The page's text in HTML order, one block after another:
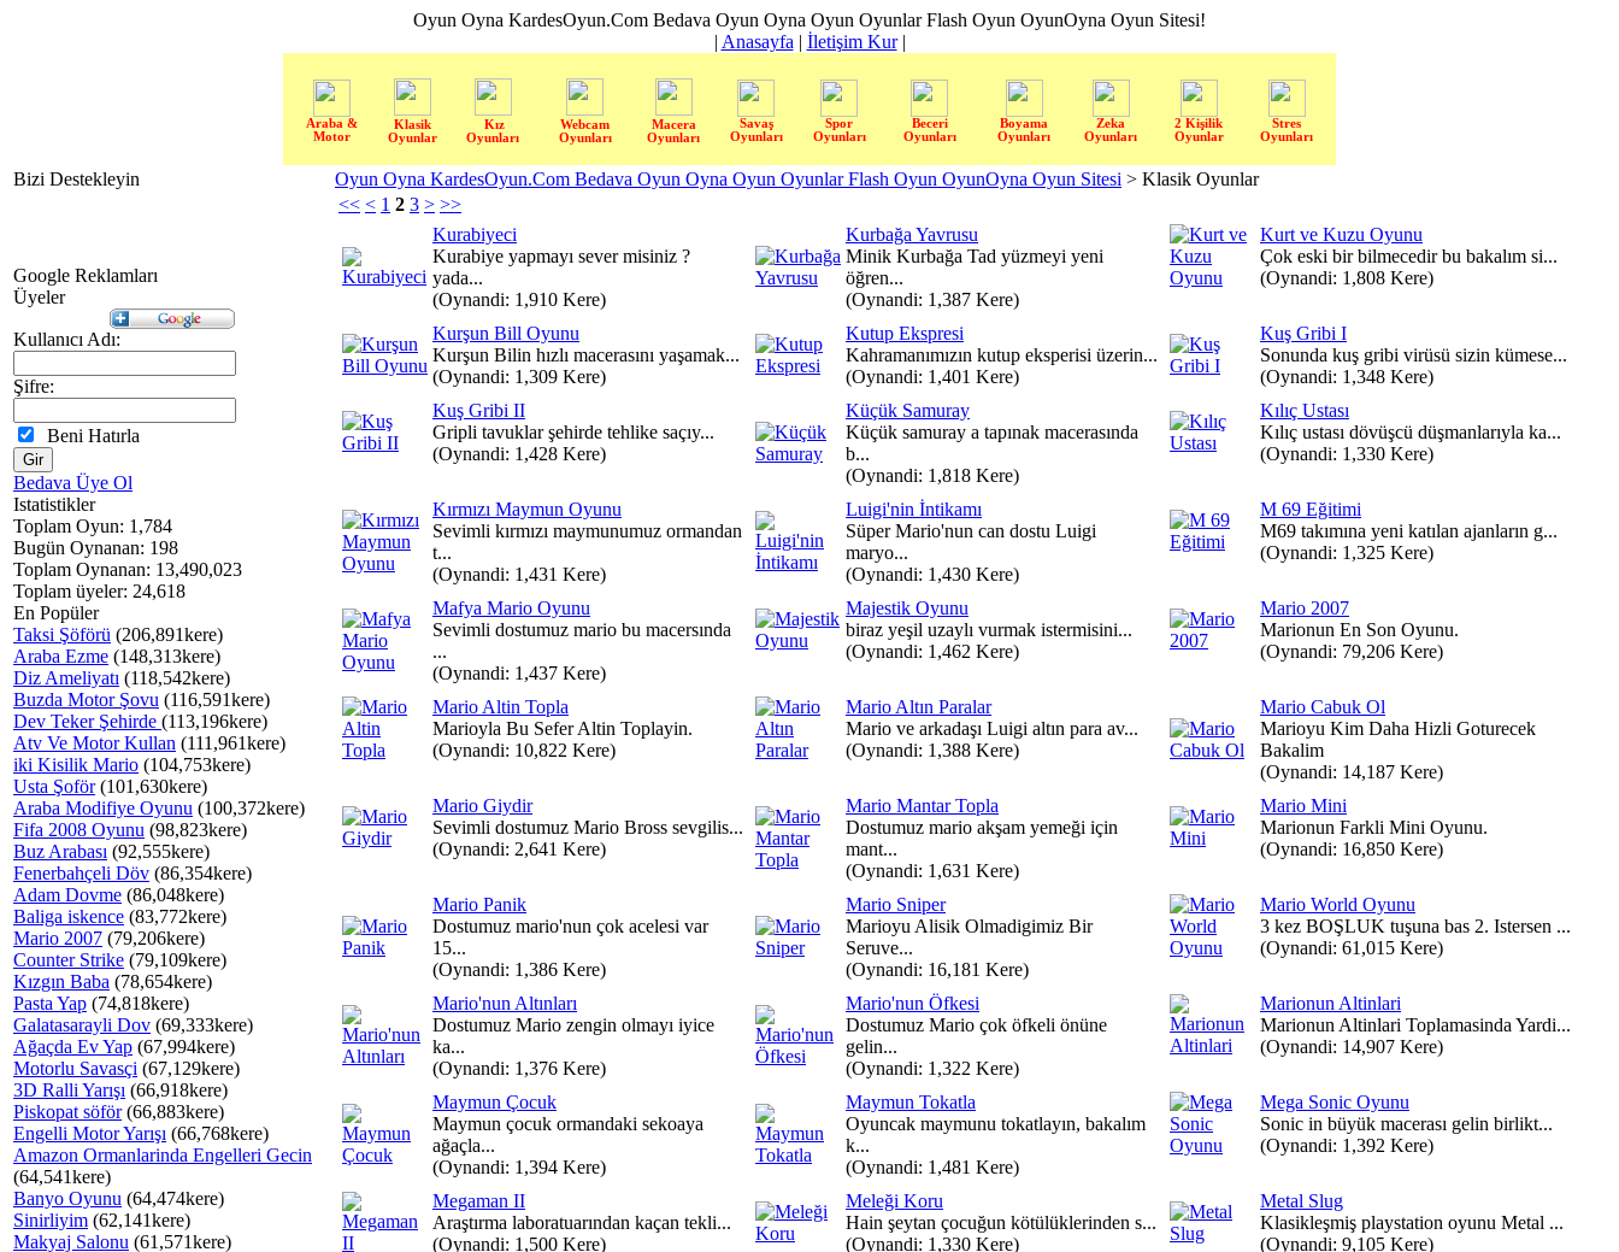
Oyun Oyna KardesOyun.Com Bedava Oyun Oyna Oyun Oyunlar Flash Oyun OyunOyna Oyun Sitesi!
| Anasayfa | İletişim Kur|
Araba &
Motor
Klasik
Oyunlar
Kız
Oyunları
Webcam
Oyunları
Macera
Oyunları
Savaş
Oyunları
Spor
Oyunları
Beceri
Oyunları
Boyama
Oyunları
Zeka
Oyunları
2 Kişilik
Oyunlar
Stres
Oyunları
Bizi Destekleyin
Google Reklamları
Üyeler
Kullanıcı Adı:
Şifre:
Beni Hatırla
Bedava Üye Ol
Istatistikler
Toplam Oyun: 1,784
Bugün Oynanan: 198
Toplam Oynanan: 13,490,023
Toplam üyeler: 24,618
En Popüler
Taksi Şöförü (206,891kere)
Araba Ezme (148,313kere)
Diz Ameliyatı (118,542kere)
Buzda Motor Şovu (116,591kere)
Dev Teker Şehirde (113,196kere)
Atv Ve Motor Kullan (111,961kere)
iki Kisilik Mario (104,753kere)
Usta Şoför(101,630kere)
Araba Modifiye Oyunu (100,372kere)
Fifa 2008 Oyunu (98,823kere)
Buz Arabası (92,555kere)
Fenerbahçeli Döv (86,354kere)
Adam Dovme (86,048kere)
Baliga iskence (83,772kere)
Mario 2007 (79,206kere)
Counter Strike (79,109kere)
Kızgın Baba (78,654kere)
Pasta Yap (74,818kere)
Galatasarayli Dov (69,333kere)
Ağaçda Ev Yap (67,994kere)
Motorlu Savasçi (67,129kere)
3D Ralli Yarışı (66,918kere)
Piskopat söför(66,883kere)
Engelli Motor Yarışı (66,768kere)
Amazon Ormanlarinda Engelleri Gecin
(64,541kere)
Banyo Oyunu (64,474kere)
Sinirliyim (62,141kere)
Makyaj Salonu (61,571kere)
Oyun Oyna KardesOyun.Com Bedava Oyun Oyna Oyun Oyunlar Flash Oyun OyunOyna Oyun Sitesi > Klasik Oyunlar
<< < 1 2 3 > >>
Kurabiyeci
Kurabiye yapmayı sever misiniz ?
yada...
(Oynandi: 1,910 Kere)
Kurbağa Yavrusu
Minik Kurbağa Tad yüzmeyi yeni
öğren...
(Oynandi: 1,387 Kere)
Kurt ve Kuzu Oyunu
Çok eski bir bilmecedir bu bakalım si...
(Oynandi: 1,808 Kere)
Kurşun Bill Oyunu
Kurşun Bilin hızlı macerasını yaşamak...
(Oynandi: 1,309 Kere)
Kutup Ekspresi
Kahramanımızın kutup eksperisi üzerin...
(Oynandi: 1,401 Kere)
Kuş Gribi I
Sonunda kuş gribi virüsü sizin kümese...
(Oynandi: 1,348 Kere)
Kuş Gribi II
Gripli tavuklar şehirde tehlike saçıy...
(Oynandi: 1,428 Kere)
Küçük Samuray
Küçük samuray a tapınak macerasında
b...
(Oynandi: 1,818 Kere)
Kılıç Ustası
Kılıç ustası dövüşcü düşmanlarıyla ka...
(Oynandi: 1,330 Kere)
Kırmızı Maymun Oyunu
Sevimli kırmızı maymunumuz ormandan
t...
(Oynandi: 1,431 Kere)
Luigi'nin İntikamı
Süper Mario'nun can dostu Luigi
maryo...
(Oynandi: 1,430 Kere)
M 69 Eğitimi
M69 takımına yeni katılan ajanların g...
(Oynandi: 1,325 Kere)
Mafya Mario Oyunu
Sevimli dostumuz mario bu macersında
...
(Oynandi: 1,437 Kere)
Majestik Oyunu
biraz yeşil uzaylı vurmak istermisini...
(Oynandi: 1,462 Kere)
Mario 2007
Marionun En Son Oyunu.
(Oynandi: 79,206 Kere)
Mario Altin Topla
Marioyla Bu Sefer Altin Toplayin.
(Oynandi: 10,822 Kere)
Mario Altın Paralar
Mario ve arkadaşı Luigi altın para av...
(Oynandi: 1,388 Kere)
Mario Cabuk Ol
Marioyu Kim Daha Hizli Goturecek
Bakalim
(Oynandi: 14,187 Kere)
Mario Giydir
Sevimli dostumuz Mario Bross sevgilis...
(Oynandi: 2,641 Kere)
Mario Mantar Topla
Dostumuz mario akşam yemeği için
mant...
(Oynandi: 1,631 Kere)
Mario Mini
Marionun Farkli Mini Oyunu.
(Oynandi: 16,850 Kere)
Mario Panik
Dostumuz mario'nun çok acelesi var
15...
(Oynandi: 1,386 Kere)
Mario Sniper
Marioyu Alisik Olmadigimiz Bir
Seruve...
(Oynandi: 16,181 Kere)
Mario World Oyunu
3 kez BOŞLUK tuşuna bas 2. Istersen ...
(Oynandi: 61,015 Kere)
Mario'nun Altınları
Dostumuz Mario zengin olmayı iyice
ka...
(Oynandi: 1,376 Kere)
Mario'nun Öfkesi
Dostumuz Mario çok öfkeli önüne
gelin...
(Oynandi: 1,322 Kere)
Marionun Altinlari
Marionun Altinlari Toplamasinda Yardi...
(Oynandi: 14,907 Kere)
Maymun Çocuk
Maymun çocuk ormandaki sekoaya
ağaçla...
(Oynandi: 1,394 Kere)
Maymun Tokatla
Oyuncak maymunu tokatlayın, bakalım
k...
(Oynandi: 1,481 Kere)
Mega Sonic Oyunu
Sonic in büyük macerası gelin birlikt...
(Oynandi: 1,392 Kere)
Megaman II
Araştırma laboratuarından kaçan tekli...
(Oynandi: 1,500 Kere)
Meleği Koru
Hain şeytan çocuğun kötülüklerinden s...
(Oynandi: 1,330 Kere)
Metal Slug
Klasikleşmiş playstation oyunu Metal ...
(Oynandi: 9,105 Kere)